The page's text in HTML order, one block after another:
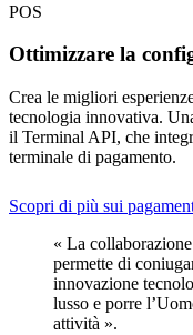
POS
Ottimizzare la
Crea le migliori
tecnologia innovativa.
il Terminal API, che
terminale di pagamento.
Scopri di più sui
« La
permette di
innovazione
lusso e porre
attività ».